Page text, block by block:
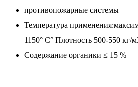
противопожарные системы
Температура применения:
1150° С° Плотность 500-550 кг/м
Содержание органики ≤ 15 %